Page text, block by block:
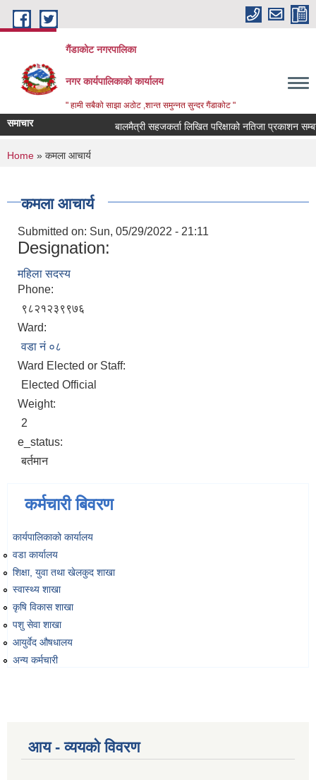
Skip to main content
गैंडाकोट नगरपालिका
नगर कार्यपालिकाको कार्यालय
" हामी सबैको साझा अठोट ,शान्त समुन्नत सुन्दर गैंडाकोट "
समाचार बालमैत्री सहजकर्ता लिखित परिक्षाको नतिजा प्रकाशन सम्बन्धमा
You are here
Home » कमला आचार्य
कमला आचार्य
Submitted on: Sun, 05/29/2022 - 21:11
Designation:
महिला सदस्य
Phone:
९८२१२३९९७६
Ward:
वडा नं ०८
Ward Elected or Staff:
Elected Official
Weight:
2
e_status:
बर्तमान
कर्मचारी बिवरण
कार्यपालिकाको कार्यालय
वडा कार्यालय
शिक्षा, युवा तथा खेलकुद शाखा
स्वास्थ्य शाखा
कृषि विकास शाखा
पशु सेवा शाखा
आयुर्वेद औषधालय
अन्य कर्मचारी
आय - व्ययको विवरण